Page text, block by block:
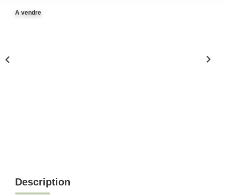
A vendre
Description